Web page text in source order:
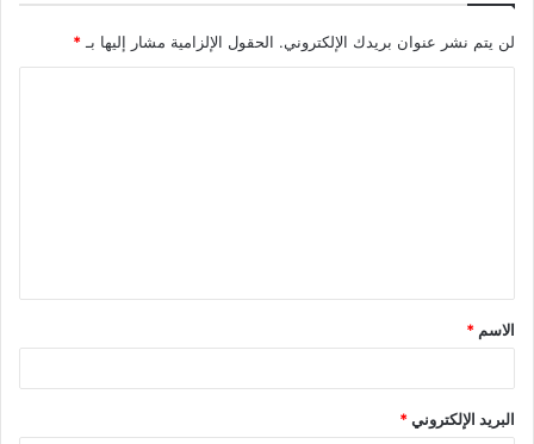
لن يتم نشر عنوان بريدك الإلكتروني. الحقول الإلزامية مشار إليها بـ *
ق
*
الاسم *
البريد الإلكتروني*